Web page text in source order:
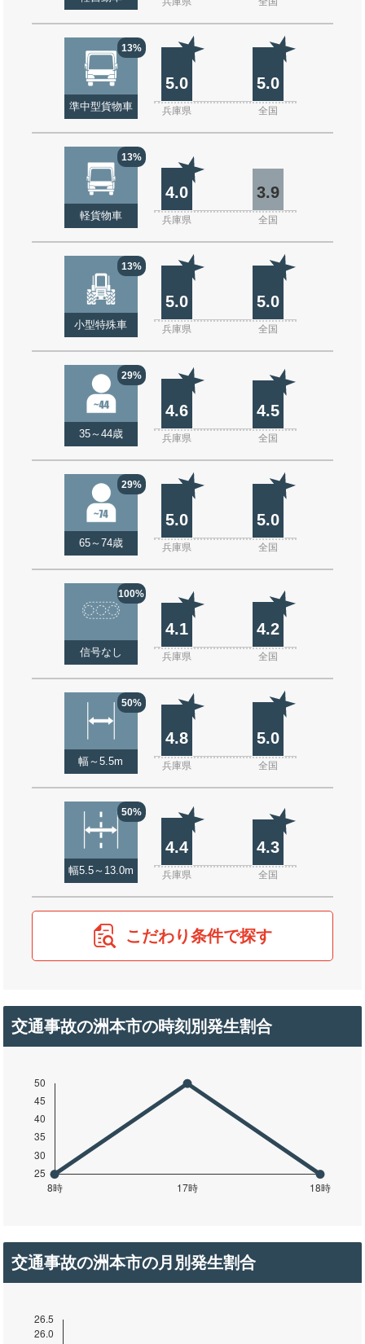
13%
準中型貨物車
5.0 5.0
兵庫県 全国
13%
軽貨物車
4.0 3.9
兵庫県 全国
13%
小型特殊車
5.0 5.0
兵庫県 全国
29%
35～44歳
4.6 4.5
兵庫県 全国
29%
65～74歳
5.0 5.0
兵庫県 全国
100%
信号なし
4.1 4.2
兵庫県 全国
50%
幅～5.5m
4.8 5.0
兵庫県 全国
50%
幅5.5～13.0m
4.4 4.3
兵庫県 全国
こだわり条件で探す
交通事故の洲本市の時刻別発生割合
交通事故の洲本市の月別発生割合